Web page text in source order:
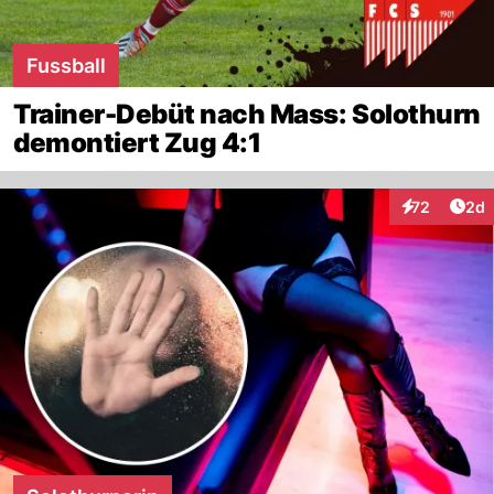
Fussball
Trainer-Debüt nach Mass: Solothurn
demontiert Zug 4:1
72
Interaktionen
2d